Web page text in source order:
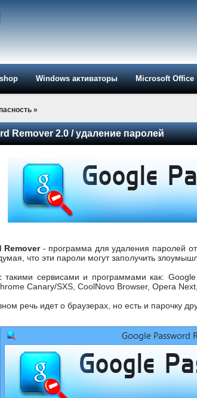
Windows активаторы Microsoft Office
»
Remover 2.0 / удаление паролей
Remover - программа для удаления паролей
что эти пароли могут заполучить
такими сервисами и программами как:
Canary/SXS, CoolNovo Browser, Opera
речь идет о браузерах, но есть и парочку